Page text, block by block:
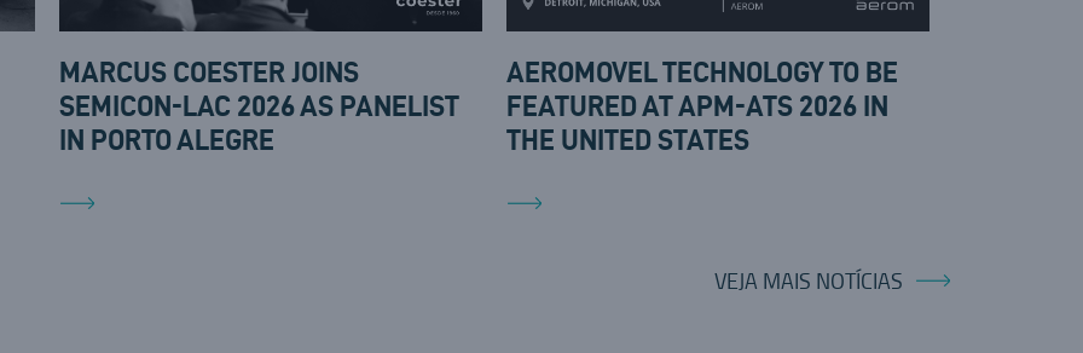
MARCUS COESTER JOINS
SEMICON-LAC 2026 AS PANELIST
IN PORTO ALEGRE
AEROMOVEL TECHNOLOGY TO BE
FEATURED AT APM-ATS 2026 IN
THE UNITED STATES
VEJA MAIS NOTÍCIAS